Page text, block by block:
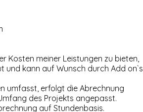
Kosten meiner Leistungen zu bieten,
und kann auf Wunsch durch Add on`s
umfasst, erfolgt die Abrechnung
des Projekts angepasst.
auf Stundenbasis.